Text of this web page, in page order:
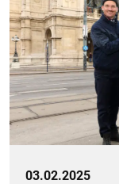
03.02.2025